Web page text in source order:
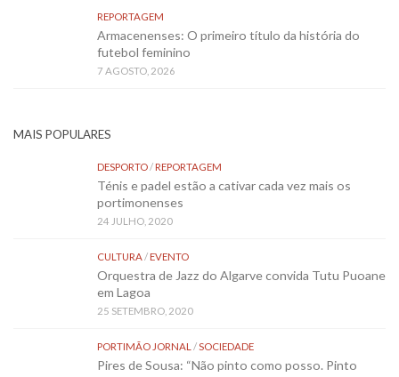
REPORTAGEM
Armacenenses: O primeiro título da história do
futebol feminino
7 AGOSTO, 2026
MAIS POPULARES
DESPORTO /REPORTAGEM
Ténis e padel estão a cativar cada vez mais os
portimonenses
24 JULHO, 2020
CULTURA /EVENTO
Orquestra de Jazz do Algarve convida Tutu Puoane
em Lagoa
25 SETEMBRO, 2020
PORTIMÃO JORNAL / SOCIEDADE
Pires de Sousa: “Não pinto como posso. Pinto